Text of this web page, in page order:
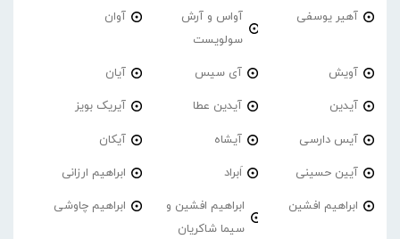
آهیر یوسفی
آواس و آرش
سولویست
آوان
آویش آی سیس آیان
آیدین آیدین عطا آیریک بویز
آیس دارسی آیشاه آیکان
آیین حسینی اَبراد ابراهیم ارزانی
ابراهیم افشین
ابراهیم افشین و
سیما شاکریان
ابراهیم چاوشی